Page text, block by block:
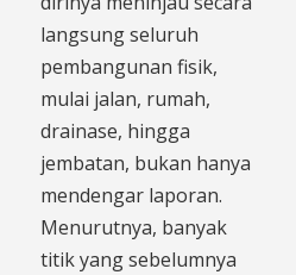
langsung seluruh
pembangunan fisik,
mulai jalan, rumah,
drainase, hingga
jembatan, bukan hanya
mendengar laporan.
Menurutnya, banyak
titik yang sebelumnya